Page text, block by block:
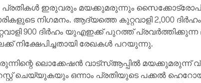
ഇരുവരും മയക്കുമരുന്നും
നിഗമനം. ആദ്യത്തെ കുറ്റവാളി 2,000
900 ദിർഹം യുഎഇക്ക് പുറത്ത്
നിക്ഷേപിച്ചതായി രേഖകൾ പറയുന്നു.
ലൊക്കേഷൻ വാട്‌സ്ആപ്പിൽ മയക്കുമരുന്ന്
ചെയ്യുകയും ഒന്നാം പ്രതിയുടെ പക്കൽ